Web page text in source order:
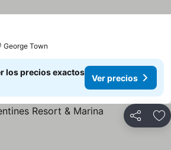
George Town
los precios exactos
Ver precios
Compartir